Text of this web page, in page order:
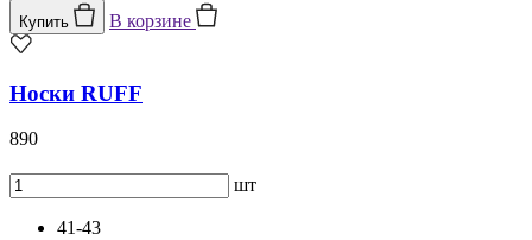
Купить В корзине
Носки RUFF
890
шт
41-43